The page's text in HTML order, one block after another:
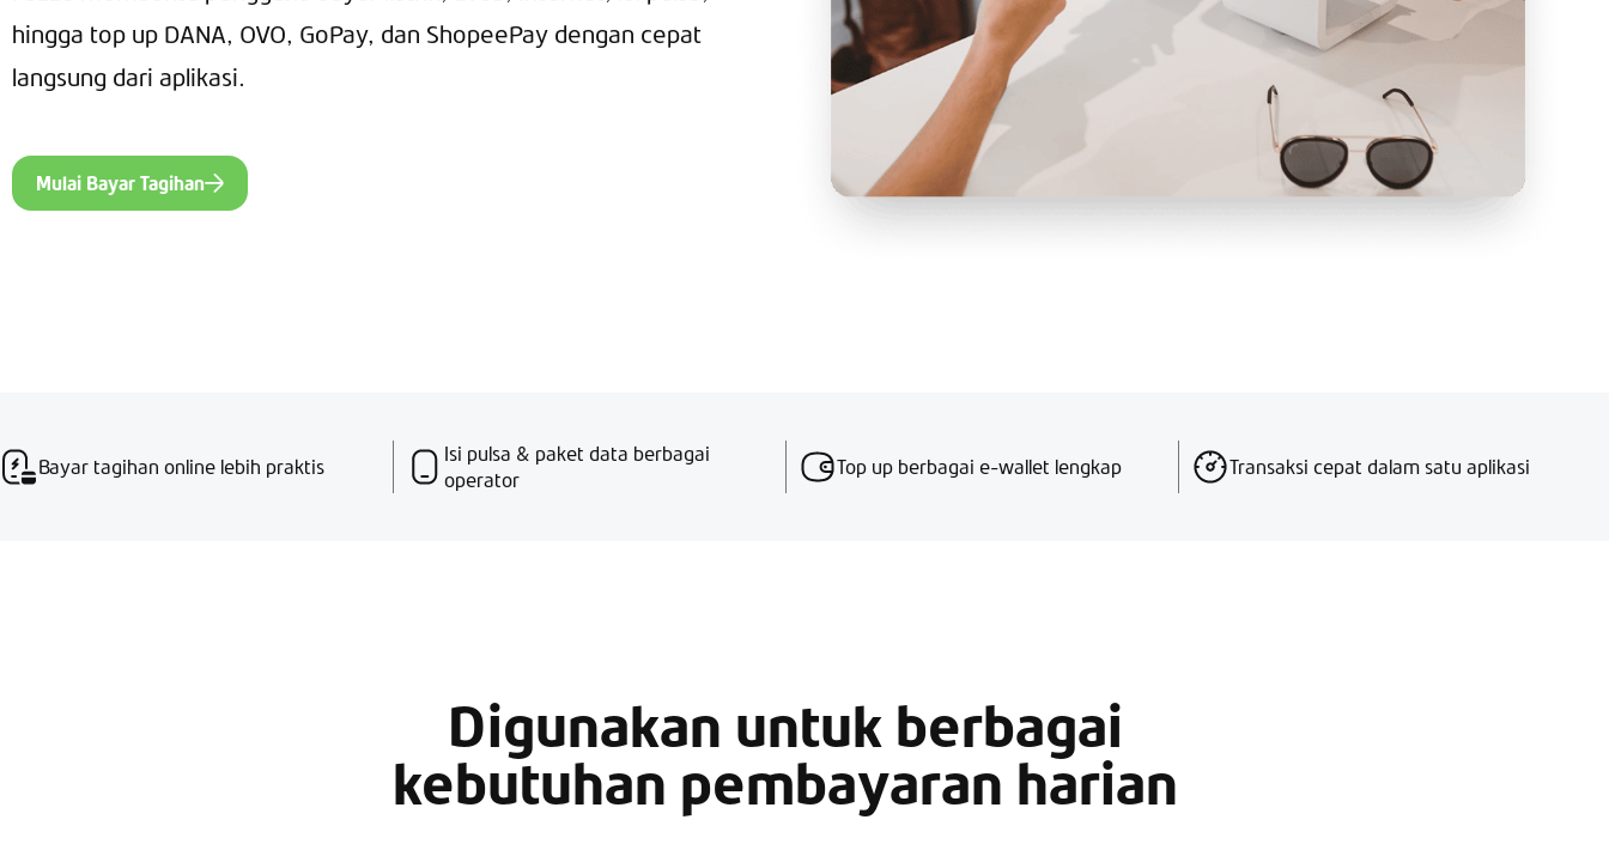
hingga top up DANA, OVO, GoPay, dan ShopeePay dengan cepat
langsung dari aplikasi.
Mulai Bayar Tagihan
Bayar tagihan online lebih praktis
Isi pulsa & paket data berbagai
operator
Top up berbagai e-wallet lengkap Transaksi cepat dalam satu aplikasi
Digunakan untuk berbagai
kebutuhan pembayaran harian